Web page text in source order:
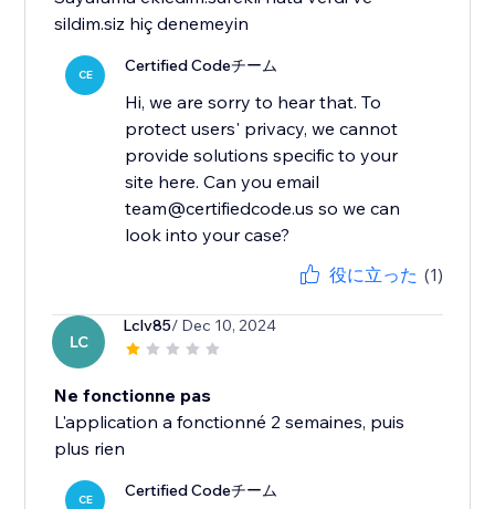
sildim.siz hiç denemeyin
CE Certified Codeチーム
Hi, we are sorry to hear that. To
protect users' privacy, we cannot
provide solutions specific to your
site here. Can you email
team@certifiedcode.us so we can
look into your case?
役に立った (1)
LC
Lclv85/ Dec 10, 2024
Ne fonctionne pas
L'application a fonctionné 2 semaines, puis
plus rien
CE Certified Codeチーム